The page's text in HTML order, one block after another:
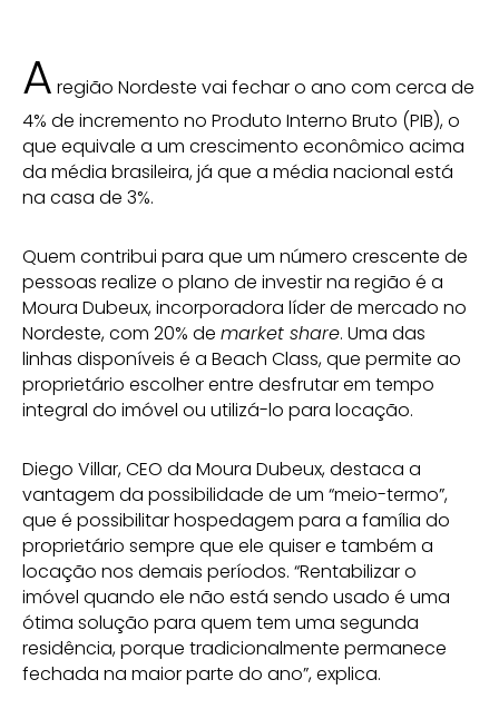
A região Nordeste vai fechar o ano com cerca de
4% de incremento no Produto Interno Bruto (PIB), o
que equivale a um crescimento econômico acima
da média brasileira, já que a média nacional está
na casa de 3%.
Quem contribui para que um número crescente de
pessoas realize o plano de investir na região é a
Moura Dubeux, incorporadora líder de mercado no
Nordeste, com 20% de market share. Uma das
linhas disponíveis é a Beach Class, que permite ao
proprietário escolher entre desfrutar em tempo
integral do imóvel ou utilizá-lo para locação.
Diego Villar, CEO da Moura Dubeux, destaca a
vantagem da possibilidade de um “meio-termo”,
que é possibilitar hospedagem para a família do
proprietário sempre que ele quiser e também a
locação nos demais períodos. “Rentabilizar o
imóvel quando ele não está sendo usado é uma
ótima solução para quem tem uma segunda
residência, porque tradicionalmente permanece
fechada na maior parte do ano”, explica.